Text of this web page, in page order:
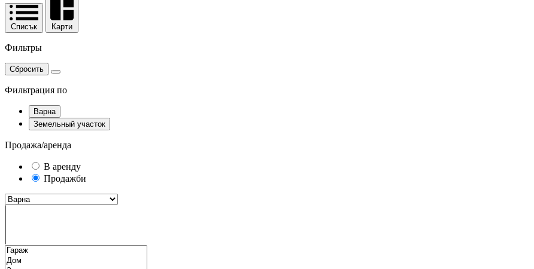
Списък Карти
Фильтры
Сбросить
Фильтрация по
Варна
Земельный участок
Продажа/аренда
В аренду
Продажби